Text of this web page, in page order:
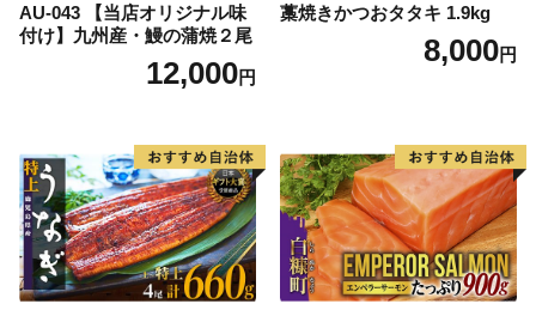
AU-043 【当店オリジナル味
付け】九州産・鰻の蒲焼２尾
12,000円
藁焼きかつおタタキ 1.9kg
8,000円